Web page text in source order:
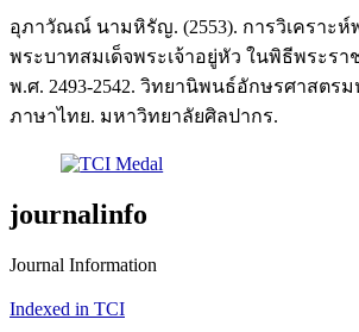
อุภาวัณณ์ นามหิรัญ. (2553). การวิเคราะห์
พระบาทสมเด็จพระเจ้าอยู่หัว ในพิธีพระร
พ.ศ. 2493-2542. วิทยานิพนธ์อักษรศาสต
ภาษาไทย. มหาวิทยาลัยศิลปากร.
journalinfo
Journal Information
Indexed in TCI